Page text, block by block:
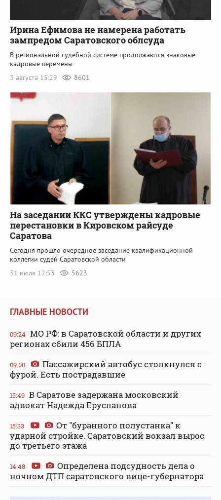
Ирина Ефимова не намерена работать
зампредом Саратовского облсуда
В региональной судебной системе продолжаются знаковые
кадровые перемены
3 августа 15:29
8601
На заседании ККС утверждены кадровые
перестановки в Кировском райсуде
Саратова
Сегодня прошло очередное заседание квалификационной
коллегии судей Саратовской области
31 июля 12:53
5623
ГЛАВНЫЕ НОВОСТИ
09:24 МО РФ: в Саратовской области и других
регионах сбили 456 БПЛА
09:00
Пассажирский автобус столкнулся с
фурой. Есть пострадавшие
15:49 В Саратове задержана московский
адвокат Надежда Ерусланова
15:33
От "буранного полустанка" к
ударной стройке. Саратовский вокзал вырос
до третьего этажа
14:48
Определена подсудность дела о
ночном ДТП саратовского вице-губернатора